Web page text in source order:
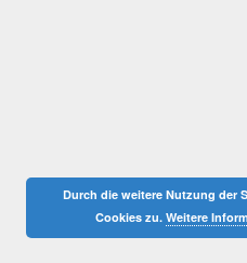
Durch die weitere Nutzung der
Cookies zu.Weitere